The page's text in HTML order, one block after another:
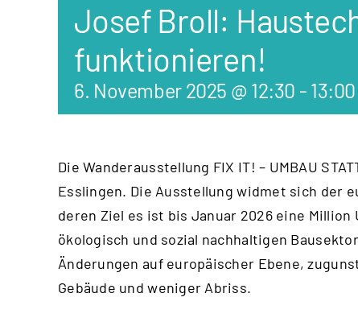
Josef Broll:
funktionieren!
6. November 2025 @ 12:30 - 13:00
Die Wanderausstellung FIX IT! – UMBAU
Esslingen. Die Ausstellung widmet sich der
deren Ziel es ist bis Januar 2026 eine
ökologisch und sozial nachhaltigen
Änderungen auf europäischer Ebene,
Gebäude und weniger Abriss.